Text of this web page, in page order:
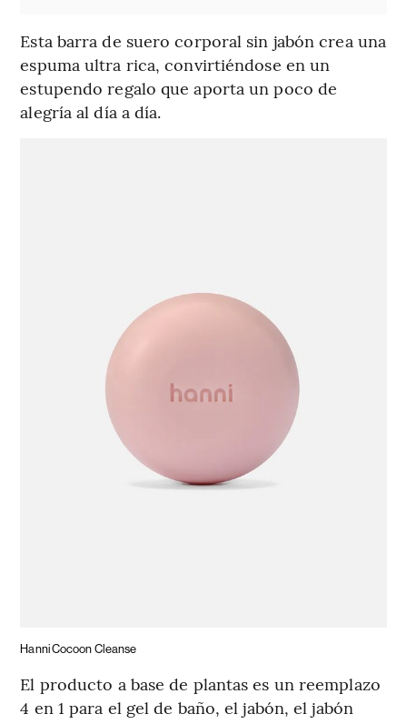
Esta barra de suero corporal sin jabón crea una
espuma ultra rica, convirtiéndose en un
estupendo regalo que aporta un poco de
alegría al día a día.
Hanni Cocoon Cleanse
El producto a base de plantas es un reemplazo
4 en 1 para el gel de baño, el jabón, el jabón